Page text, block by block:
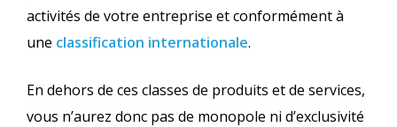
activités de votre entreprise et conformément à
une classification internationale.
En dehors de ces classes de produits et de services,
vous n’aurez donc pas de monopole ni d’exclusivité